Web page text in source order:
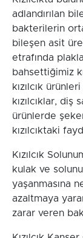
adlandırılan
bakterilerin
bileşen asit
etrafında
bahsettiğimiz
kızılcık
kızılcıklar, diş
ürünlerde
kızılcıktaki
Kızılcık
kulak ve
yaşanmasına
azaltmaya
zarar veren